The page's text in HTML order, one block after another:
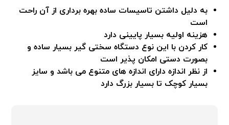
به دلیل داشتن تاسیسات ساده بهره برداری از آن راحت
است
هزینه اولیه بسیار پایینی دارد
کار کردن با این نوع دستگاه سختی گیر بسیار ساده و
بصورت دستی امکان پذیر است
از نظر اندازه دارای اندازه های متنوع می باشد و سایز
بسیار کوچک تا بسیار بزرگ دارد